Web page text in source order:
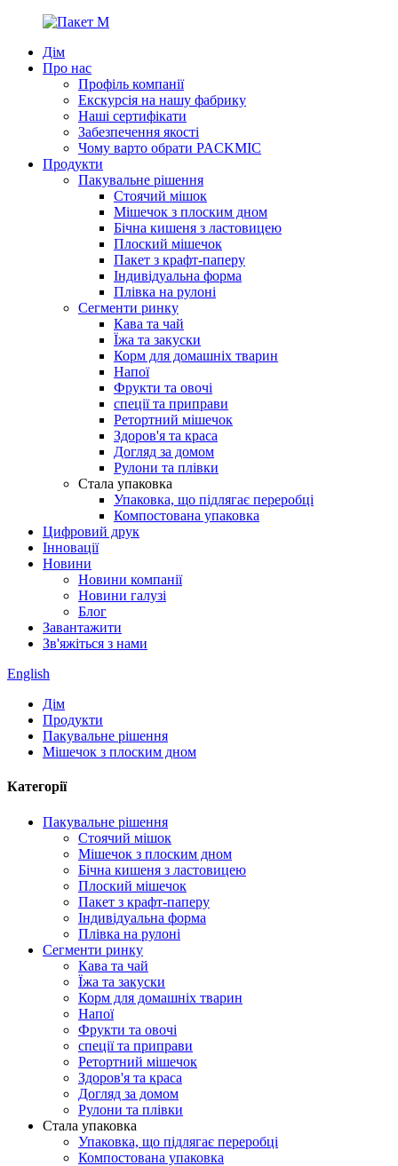
Дім
Про нас
Профіль компанії
Екскурсія на нашу фабрику
Наші сертифікати
Забезпечення якості
Чому варто обрати PACKMIC
Продукти
Пакувальне рішення
Стоячий мішок
Мішечок з плоским дном
Бічна кишеня з ластовицею
Плоский мішечок
Пакет з крафт-паперу
Індивідуальна форма
Плівка на рулоні
Сегменти ринку
Кава та чай
Їжа та закуски
Корм для домашніх тварин
Напої
Фрукти та овочі
спеції та приправи
Ретортний мішечок
Здоров'я та краса
Догляд за домом
Рулони та плівки
Стала упаковка
Упаковка, що підлягає переробці
Компостована упаковка
Цифровий друк
Інновації
Новини
Новини компанії
Новини галузі
Блог
Завантажити
Зв'яжіться з нами
English
Дім
Продукти
Пакувальне рішення
Мішечок з плоским дном
Категорії
Пакувальне рішення
Стоячий мішок
Мішечок з плоским дном
Бічна кишеня з ластовицею
Плоский мішечок
Пакет з крафт-паперу
Індивідуальна форма
Плівка на рулоні
Сегменти ринку
Кава та чай
Їжа та закуски
Корм для домашніх тварин
Напої
Фрукти та овочі
спеції та приправи
Ретортний мішечок
Здоров'я та краса
Догляд за домом
Рулони та плівки
Стала упаковка
Упаковка, що підлягає переробці
Компостована упаковка